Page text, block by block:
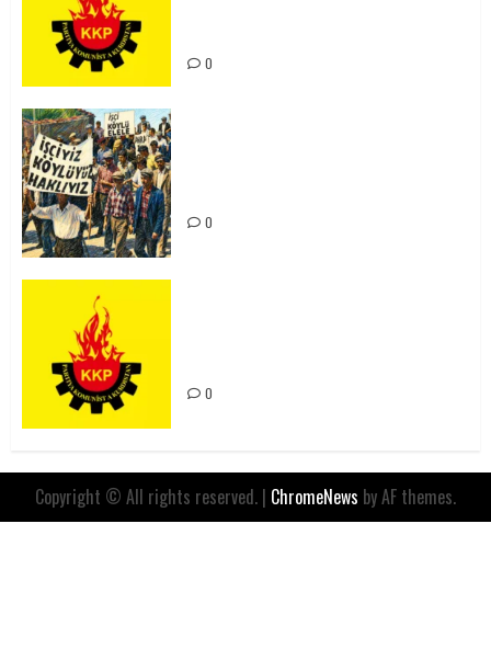
0
0
0
Copyright © All rights reserved. | ChromeNews by AF themes.